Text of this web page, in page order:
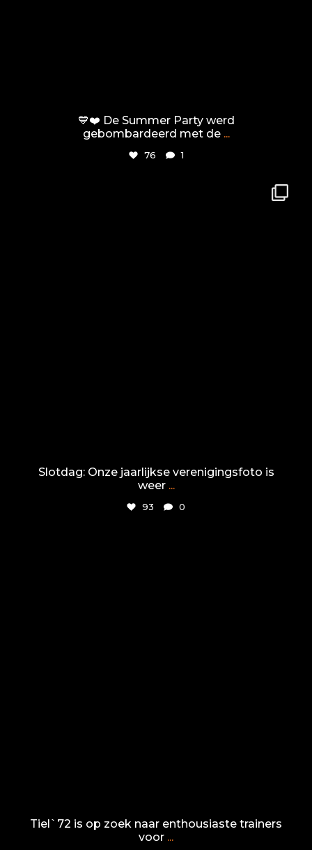
💙❤️ De Summer Party werd
gebombardeerd met de ...
76 1
Slotdag: Onze jaarlijkse verenigingsfoto is
weer ...
93 0
Tiel`72 is op zoek naar enthousiaste trainers
voor ...